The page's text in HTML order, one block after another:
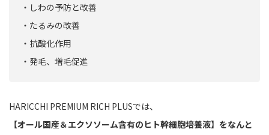
・しわの予防と改善
・たるみの改善
・抗酸化作用
・発毛、増毛促進
HARICCHI PREMIUM RICH PLUSでは、
【オール国産＆エクソソーム含有のヒト幹細胞培養液】をなんと